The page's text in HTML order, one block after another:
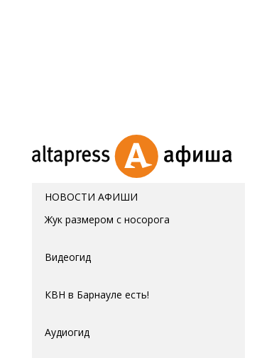
НОВОСТИ АФИШИ
Жук размером с носорога
Видеогид
КВН в Барнауле есть!
Аудиогид